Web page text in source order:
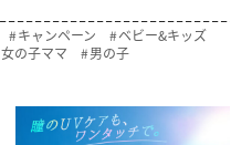
キャンペーン
ベビー&キッズ
女の子ママ
男の子